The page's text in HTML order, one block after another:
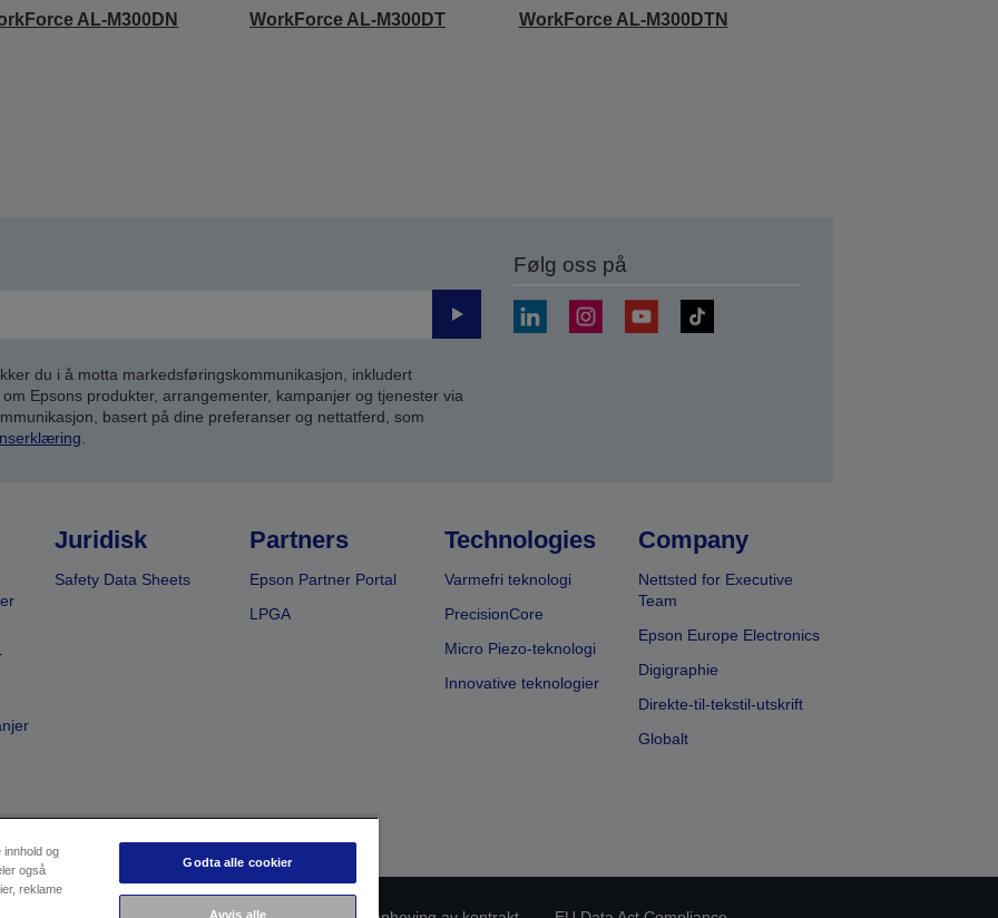
AL-M300DN WorkForce AL-M300DT WorkForce AL-M300DTN
Send
du i å motta markedsføringskommunikasjon, inkludert
Epsons produkter, arrangementer, kampanjer og tjenester via
basert på dine preferanser og nettatferd, som
Følg oss på
Juridisk
Safety Data Sheets
Partners
Epson Partner Portal
LPGA
Technologies
Varmefri teknologi
PrecisionCore
Micro Piezo-teknologi
Innovative teknologier
Company
Nettsted for Executive
Team
Epson Europe Electronics
Digigraphie
Direkte-til-tekstil-utskrift
Globalt
innhold og
også
reklame
Godta alle cookier
Avvis alle